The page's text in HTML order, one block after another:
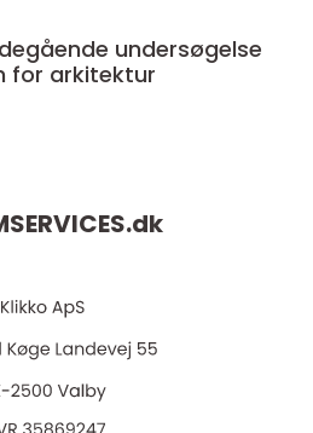
undersøgelse
for arkitektur
dk